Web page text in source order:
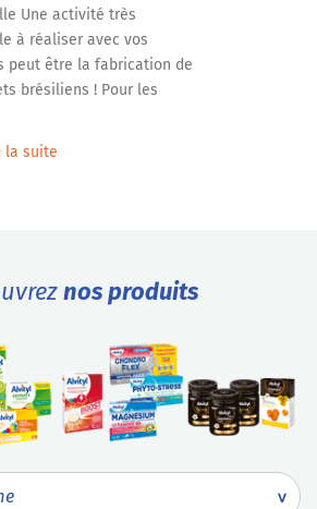
Une activité très
à réaliser avec vos
peut être la fabrication de
brésiliens ! Pour les
la suite
nos produits